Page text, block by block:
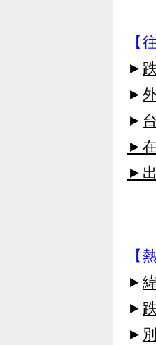
【
►
►
►
►
►
【
►
►
►